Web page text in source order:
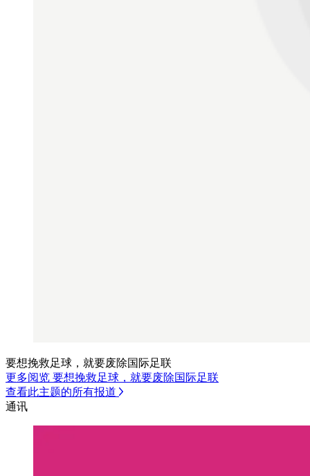
要想挽救足球，就要废除国际足联
更多阅览 要想挽救足球，就要废除国际足联
查看此主题的所有报道
通讯